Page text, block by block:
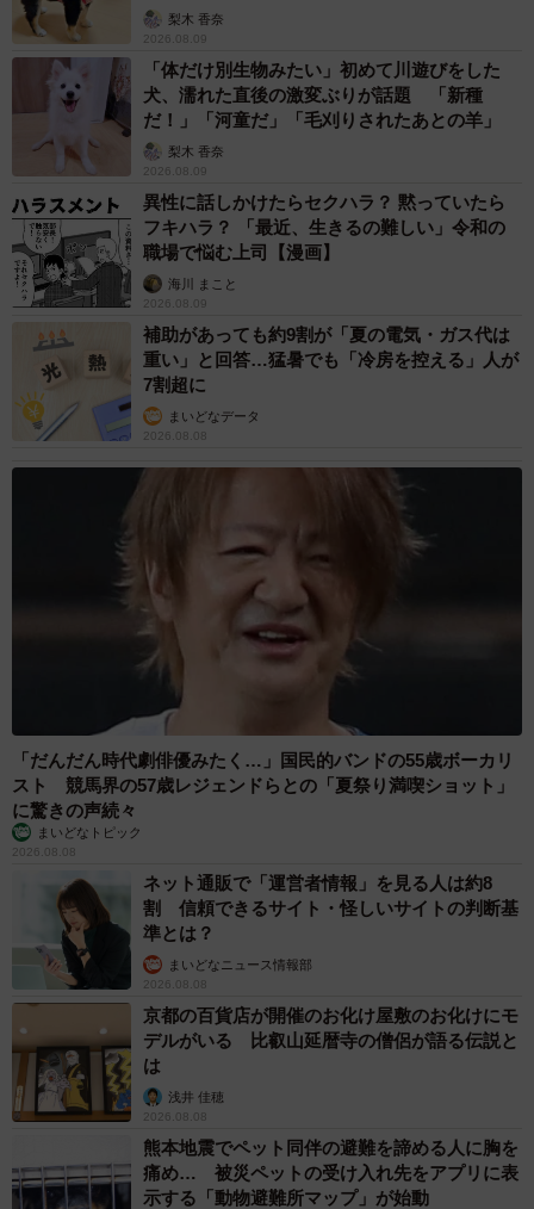
梨木 香奈
2026.08.09
「体だけ別生物みたい」初めて川遊びをした
犬、濡れた直後の激変ぶりが話題 「新種
だ！」「河童だ」「毛刈りされたあとの羊」
梨木 香奈
2026.08.09
異性に話しかけたらセクハラ？ 黙っていたら
フキハラ？ 「最近、生きるの難しい」令和の
職場で悩む上司【漫画】
海川 まこと
2026.08.09
補助があっても約9割が「夏の電気・ガス代は
重い」と回答…猛暑でも「冷房を控える」人が
7割超に
まいどなデータ
2026.08.08
「だんだん時代劇俳優みたく…」国民的バンドの55歳ボーカリ
スト 競馬界の57歳レジェンドらとの「夏祭り満喫ショット」
に驚きの声続々
まいどなトピック
2026.08.08
ネット通販で「運営者情報」を見る人は約8
割 信頼できるサイト・怪しいサイトの判断基
準とは？
まいどなニュース情報部
2026.08.08
京都の百貨店が開催のお化け屋敷のお化けにモ
デルがいる 比叡山延暦寺の僧侶が語る伝説と
は
浅井 佳穂
2026.08.08
熊本地震でペット同伴の避難を諦める人に胸を
痛め… 被災ペットの受け入れ先をアプリに表
示する「動物避難所マップ」が始動